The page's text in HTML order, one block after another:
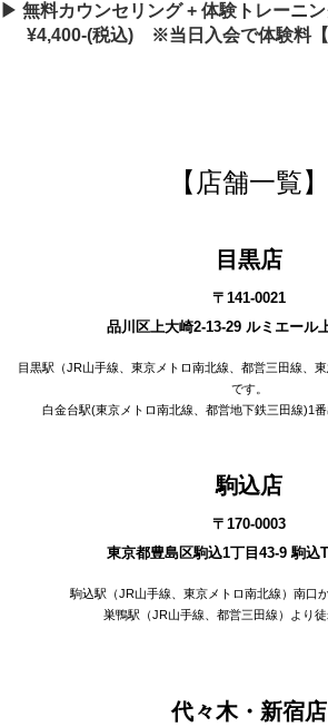
▶ 無料カウンセリング + 体験トレーニ
¥4,400-(税込)
※当日入会で体験料【
【店舗一覧】
目黒店
〒141-0021
品川区上大崎2-13-29 ルミエール
目黒駅（JR山手線、東京メトロ南北線、都営三田線、
です。
白金台駅(東京メトロ南北線、都営地下鉄三田線)1番
駒込店
〒170-0003
東京都豊島区駒込1丁目43-9 駒込
駒込駅（JR山手線、東京メトロ南北線）南口
巣鴨駅（JR山手線、都営三田線）より徒
代々木・新宿店